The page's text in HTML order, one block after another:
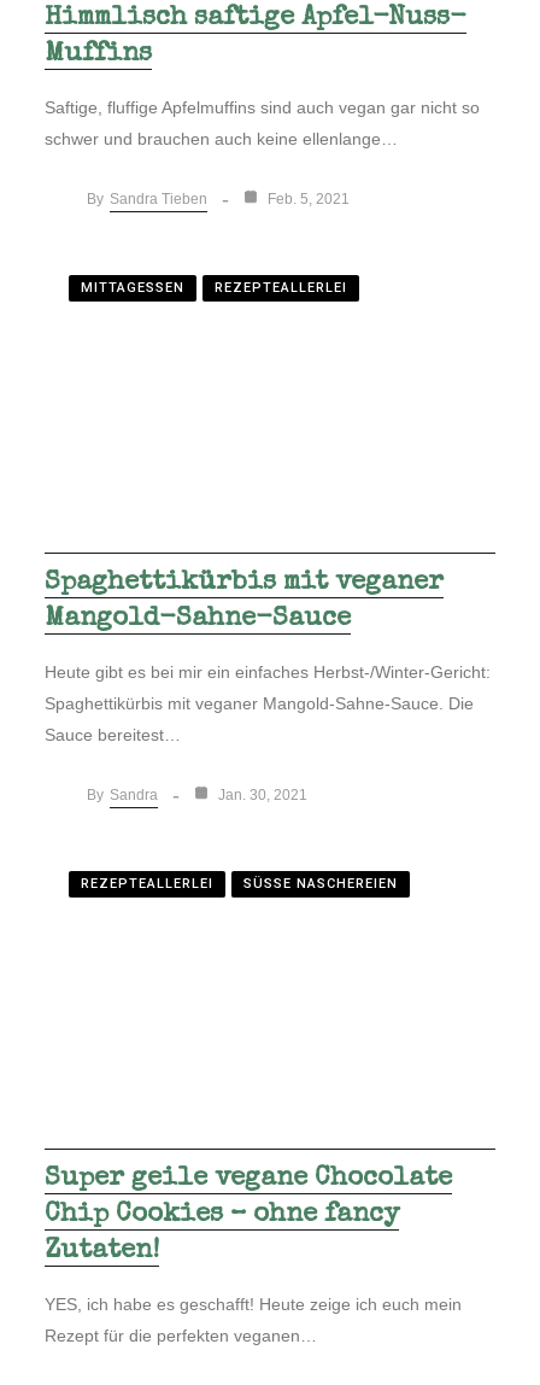
Himmlisch saftige Apfel-Nuss-
Muffins
Saftige, fluffige Apfelmuffins sind auch vegan gar nicht so
schwer und brauchen auch keine ellenlange…
By Sandra Tieben Feb. 5, 2021
MITTAGESSEN REZEPTEALLERLEI
Spaghettikürbis mit veganer
Mangold-Sahne-Sauce
Heute gibt es bei mir ein einfaches Herbst-/Winter-Gericht:
Spaghettikürbis mit veganer Mangold-Sahne-Sauce. Die
Sauce bereitest…
By Sandra Jan. 30, 2021
REZEPTEALLERLEI SÜSSE NASCHEREIEN
Super geile vegane Chocolate
Chip Cookies – ohne fancy
Zutaten!
YES, ich habe es geschafft! Heute zeige ich euch mein
Rezept für die perfekten veganen…